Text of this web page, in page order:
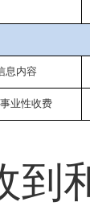
息内容
业性收费
到